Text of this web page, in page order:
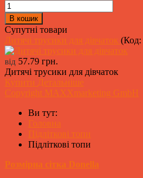
Супутні товари
Дитячі трусики для дівчаток (Код:
від 57.79 грн.
Дитячі трусики для дівчаток
Купити Детальніше
Copyright MAXXmarketing GmbH
Ви тут:
Головна
Підліткові топи
Підліткові топи
Розмірна сітка Donella